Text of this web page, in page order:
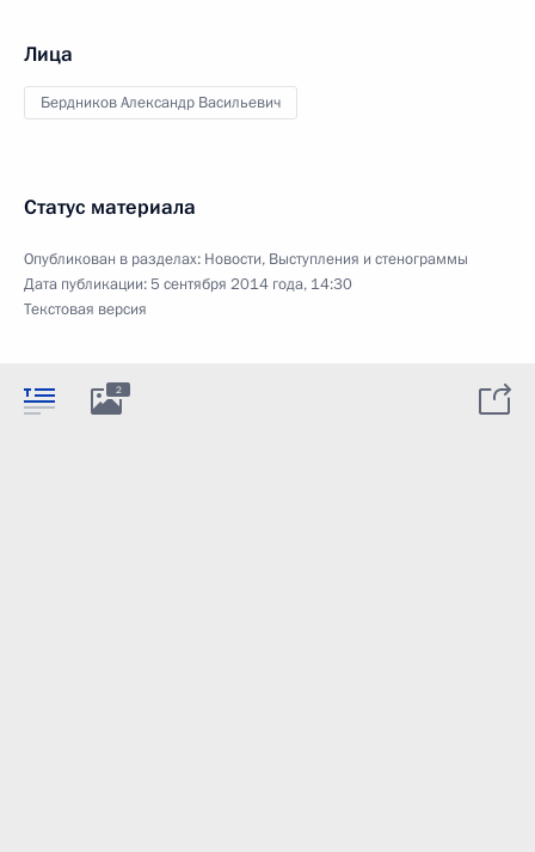
Лица
Бердников Александр Васильевич
Статус материала
Опубликован в разделах: Новости, Выступления и стенограммы
Дата публикации:5 сентября 2014 года, 14:30
Текстовая версия
2